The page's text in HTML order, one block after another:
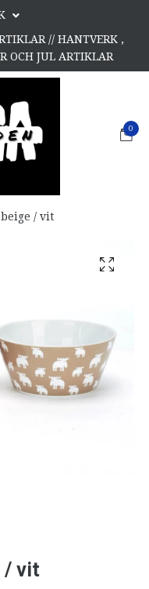
// HANTVERK ,
OCH JUL ARTIKLAR
0
/ vit
/ vit